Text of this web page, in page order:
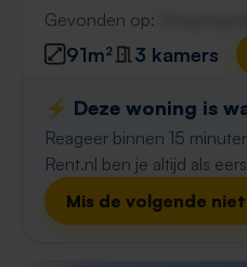
Gevonden op:
91m² 3 kamers
⚡️ Deze woning is
Reageer binnen 15
Rent.nl ben je altijd als
Mis de volgende